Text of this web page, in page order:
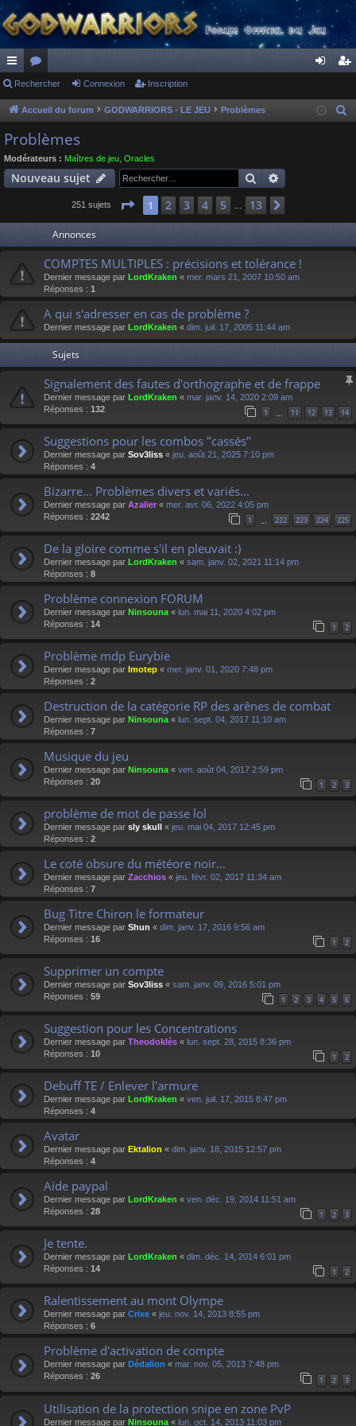
ac
co
ur
ci
or
u
m
s
ne cri
Rechercher Connexion Inscription
Accueil du forum GODWARRIORS - LE JEU Problèmes
e
Problèmes
Modérateurs : Maîtres de jeu Oracles
Nouveau sujet Rechercher
251 sujets Page 1sur 13
1 2 3 4 5 13
Annonces
COMPTES MULTIPLES : précisions et tolérance !
Dernier message par LordKraken « mer. mars 21, 2007 10:50 am
Réponses : 1
A qui s'adresser en cas de problème ?
Dernier message par LordKraken « dim. juil. 17, 2005 11:44 am
Sujets
Signalement des fautes d'orthographe et de frappe
Dernier message par LordKraken « mar. janv. 14, 2020 2:09 am
Réponses : 132 1 11 12 13 14
Suggestions pour les combos "cassés"
Dernier message par Sov3liss « jeu. août 21, 2025 7:10 pm
Réponses : 4
Bizarre... Problèmes divers et variés...
Dernier message par Azalier « mer. avr. 06, 2022 4:05 pm
Réponses : 2242 1 222 223 224 225
De la gloire comme s'il en pleuvait :)
Dernier message par LordKraken « sam. janv. 02, 2021 11:14 pm
Réponses : 8
Problème connexion FORUM
Dernier message par Ninsouna « lun. mai 11, 2020 4:02 pm
Réponses : 14 1 2
Problème mdp Eurybie
Dernier message par Imotep « mer. janv. 01, 2020 7:48 pm
Réponses : 2
Destruction de la catégorie RP des arênes de combat
Dernier message par Ninsouna « lun. sept. 04, 2017 11:10 am
Réponses : 7
Musique du jeu
Dernier message par Ninsouna « ven. août 04, 2017 2:59 pm
Réponses : 20 1 2 3
problème de mot de passe lol
Dernier message par sly skull « jeu. mai 04, 2017 12:45 pm
Réponses : 2
Le coté obsure du météore noir...
Dernier message par Zacchios « jeu. févr. 02, 2017 11:34 am
Réponses : 7
Bug Titre Chiron le formateur
Dernier message par Shun « dim. janv. 17, 2016 9:56 am
Réponses : 16 1 2
Supprimer un compte
Dernier message par Sov3liss « sam. janv. 09, 2016 5:01 pm
Réponses : 59 1 2 3 4 5 6
Suggestion pour les Concentrations
Dernier message par Theodoklès « lun. sept. 28, 2015 8:36 pm
Réponses : 10 1 2
Debuff TE / Enlever l'armure
Dernier message par LordKraken « ven. juil. 17, 2015 8:47 pm
Réponses : 4
Avatar
Dernier message par Ektalion « dim. janv. 18, 2015 12:57 pm
Réponses : 4
Aide paypal
Dernier message par LordKraken « ven. déc. 19, 2014 11:51 am
Réponses : 28 1 2 3
Je tente.
Dernier message par LordKraken « dim. déc. 14, 2014 6:01 pm
Réponses : 14 1 2
Ralentissement au mont Olympe
Dernier message par Crixe « jeu. nov. 14, 2013 8:55 pm
Réponses : 6
Problème d'activation de compte
Dernier message par Dédalion « mar. nov. 05, 2013 7:48 pm
Réponses : 26 1 2 3
Utilisation de la protection snipe en zone PvP
Dernier message par Ninsouna « lun. oct. 14, 2013 11:03 pm